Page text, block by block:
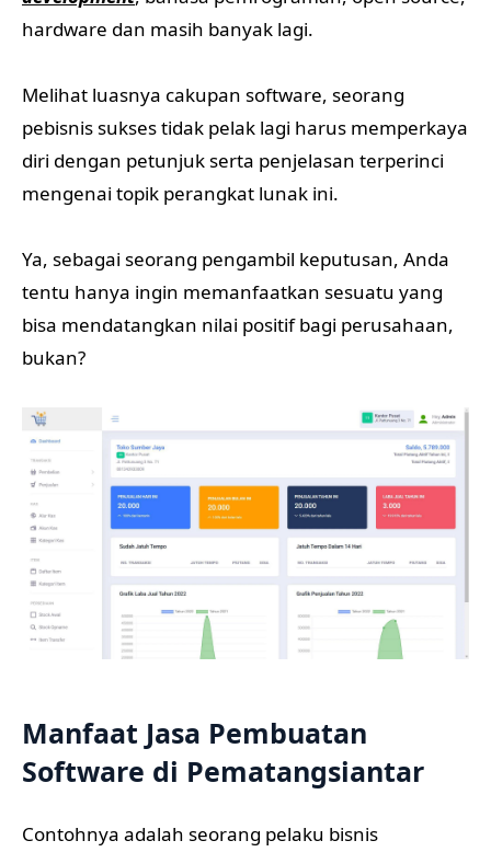
hardware dan masih banyak lagi.
Melihat luasnya cakupan software, seorang
pebisnis sukses tidak pelak lagi harus memperkaya
diri dengan petunjuk serta penjelasan terperinci
mengenai topik perangkat lunak ini.
Ya, sebagai seorang pengambil keputusan, Anda
tentu hanya ingin memanfaatkan sesuatu yang
bisa mendatangkan nilai positif bagi perusahaan,
bukan?
Manfaat Jasa Pembuatan
Software di Pematangsiantar
Contohnya adalah seorang pelaku bisnis